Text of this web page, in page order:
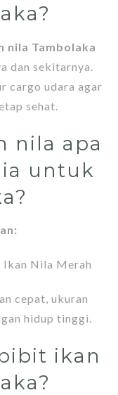
nila Tambolaka
dan sekitarnya.
cargo udara agar
sehat.
nila apa
untuk
Nila Merah
cepat, ukuran
hidup tinggi.
ikan